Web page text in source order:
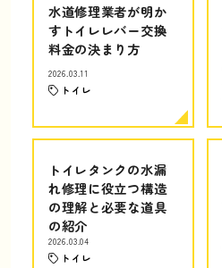
水道修理業者が明か
すトイレレバー交換
料金の決まり方
2026.03.11
トイレ
トイレタンクの水漏
れ修理に役立つ構造
の理解と必要な道具
の紹介
2026.03.04
トイレ